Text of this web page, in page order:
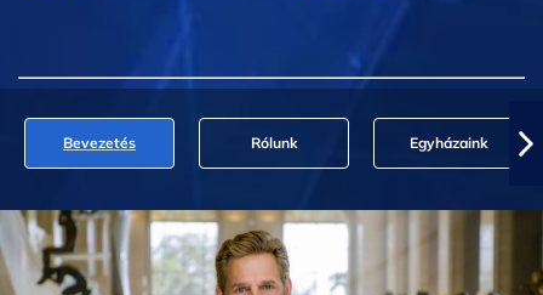
Bevezetés Rólunk Egyházaink